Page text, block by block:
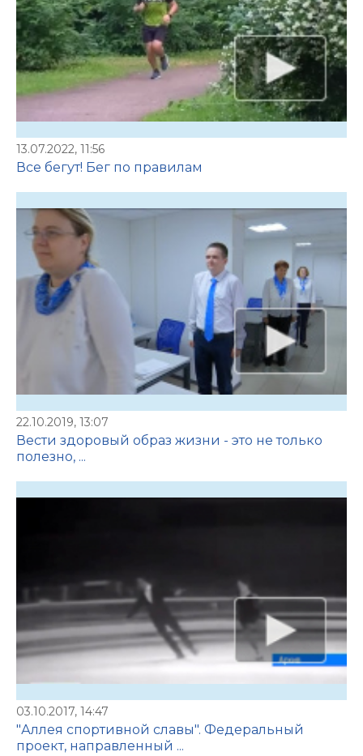
13.07.2022, 11:56
Все бегут! Бег по правилам
22.10.2019, 13:07
Вести здоровый образ жизни - это не только
полезно, ...
03.10.2017, 14:47
"Аллея спортивной славы". Федеральный
проект, направленный ...